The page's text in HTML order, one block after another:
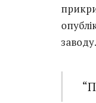
заводу.